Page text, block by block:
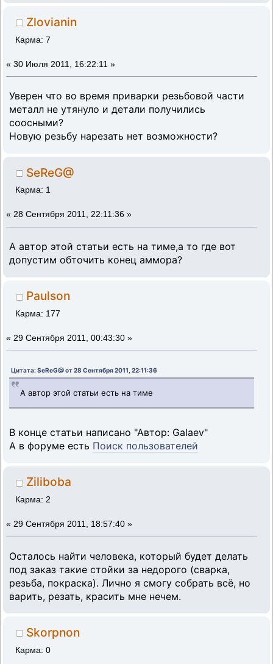
Zlovianin
Карма: 7
« 30 Июля 2011, 16:22:11 »
Уверен что во время приварки резьбовой части
металл не утянуло и детали получились
соосными?
Новую резьбу нарезать нет возможности?
SeReG@
Карма: 1
« 28 Сентября 2011, 22:11:36 »
А автор этой статьи есть на тиме,а то где вот
допустим обточить конец аммора?
Paulson
Карма: 177
« 29 Сентября 2011, 00:43:30 »
Цитата: SeReG@ от 28 Сентября 2011, 22:11:36
А автор этой статьи есть на тиме
В конце статьи написано "Автор: Galaev"
А в форуме есть Поиск пользователей
Ziliboba
Карма: 2
« 29 Сентября 2011, 18:57:40 »
Осталось найти человека, который будет делать
под заказ такие стойки за недорого (сварка,
резьба, покраска). Лично я смогу собрать всё, но
варить, резать, красить мне нечем.
Skorpnon
Карма: 0